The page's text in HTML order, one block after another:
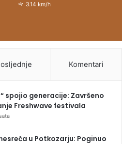
3.14 km/h
Komentari
spojio generacije: Završeno
Freshwave festivala
u Potkozarju: Poginuo